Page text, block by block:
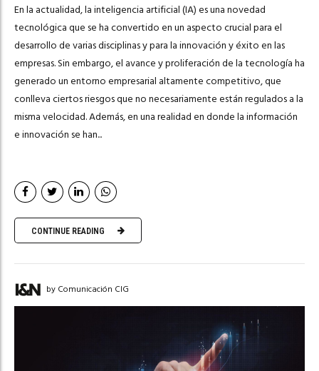
En la actualidad, la inteligencia artificial (IA) es una novedad
tecnológica que se ha convertido en un aspecto crucial para el
desarrollo de varias disciplinas y para la innovación y éxito en las
empresas. Sin embargo, el avance y proliferación de la tecnología ha
generado un entorno empresarial altamente competitivo, que
conlleva ciertos riesgos que no necesariamente están regulados a la
misma velocidad. Además, en una realidad en donde la información
e innovación se han...
CONTINUE READING
by Comunicación CIG